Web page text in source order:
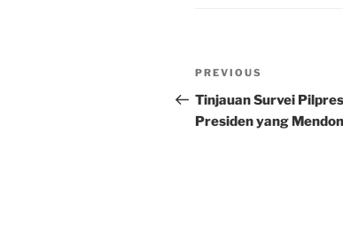
Post
navigation
Previous
Post
PREVIOUS
Tinjauan Survei
Presiden yang